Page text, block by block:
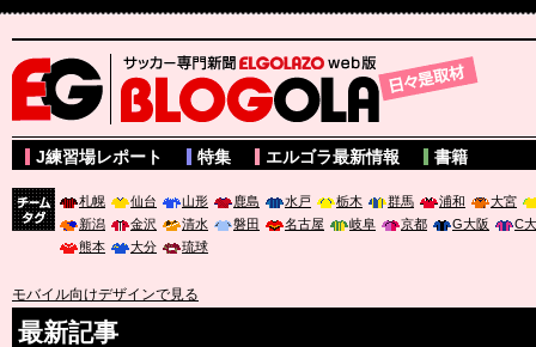
サッカー専門新聞ELGOLAZO web版 BLOGOLA
J練習場レポート 特集 エルゴラ最新情報 書籍
札幌 仙台 山形 鹿島 水戸 栃木 群馬 浦和
大宮
新潟
金沢 清水 磐田 名古屋 岐阜 京都 G大阪
C
熊本
大分 琉球
モバイル向けデザインで見る
最新記事